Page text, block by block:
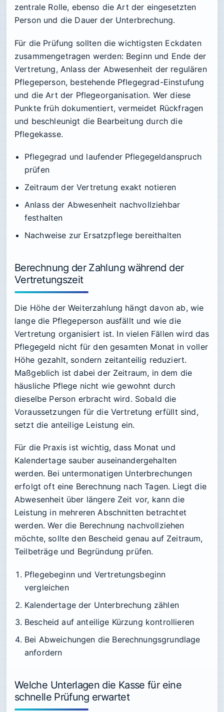
zentrale Rolle, ebenso die Art der eingesetzten
Person und die Dauer der Unterbrechung.
Für die Prüfung sollten die wichtigsten Eckdaten
zusammengetragen werden: Beginn und Ende der
Vertretung, Anlass der Abwesenheit der regulären
Pflegeperson, bestehende Pflegegrad-Einstufung
und die Art der Pflegeorganisation. Wer diese
Punkte früh dokumentiert, vermeidet Rückfragen
und beschleunigt die Bearbeitung durch die
Pflegekasse.
Pflegegrad und laufender Pflegegeldanspruch
prüfen
Zeitraum der Vertretung exakt notieren
Anlass der Abwesenheit nachvollziehbar
festhalten
Nachweise zur Ersatzpflege bereithalten
Berechnung der Zahlung während der
Vertretungszeit
Die Höhe der Weiterzahlung hängt davon ab, wie
lange die Pflegeperson ausfällt und wie die
Vertretung organisiert ist. In vielen Fällen wird das
Pflegegeld nicht für den gesamten Monat in voller
Höhe gezahlt, sondern zeitanteilig reduziert.
Maßgeblich ist dabei der Zeitraum, in dem die
häusliche Pflege nicht wie gewohnt durch
dieselbe Person erbracht wird. Sobald die
Voraussetzungen für die Vertretung erfüllt sind,
setzt die anteilige Leistung ein.
Für die Praxis ist wichtig, dass Monat und
Kalendertage sauber auseinandergehalten
werden. Bei untermonatigen Unterbrechungen
erfolgt oft eine Berechnung nach Tagen. Liegt die
Abwesenheit über längere Zeit vor, kann die
Leistung in mehreren Abschnitten betrachtet
werden. Wer die Berechnung nachvollziehen
möchte, sollte den Bescheid genau auf Zeitraum,
Teilbeträge und Begründung prüfen.
Pflegebeginn und Vertretungsbeginn
vergleichen
Kalendertage der Unterbrechung zählen
Bescheid auf anteilige Kürzung kontrollieren
Bei Abweichungen die Berechnungsgrundlage
anfordern
Welche Unterlagen die Kasse für eine
schnelle Prüfung erwartet